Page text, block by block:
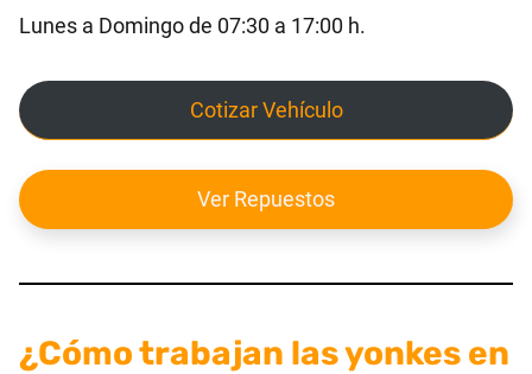
Lunes a Domingo de 07:30 a 17:00 h.
Cotizar Vehículo
Ver Repuestos
¿Cómo trabajan las yonkes en